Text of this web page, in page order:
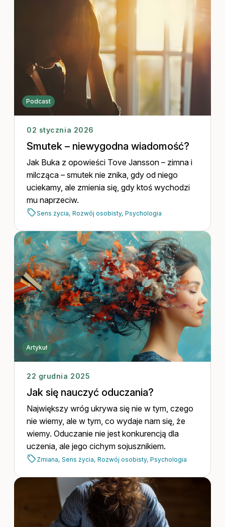
Podcast
02 stycznia 2026
Smutek – niewygodna wiadomość?
Jak Buka z opowieści Tove Jansson – zimna i
milcząca – smutek nie znika, gdy od niego
uciekamy, ale zmienia się, gdy ktoś wychodzi
mu naprzeciw.
Sens życia, Rozwój osobisty, Psychologia
Artykuł
22 grudnia 2025
Jak się nauczyć oduczania?
Największy wróg ukrywa się nie w tym, czego
nie wiemy, ale w tym, co wydaje nam się, że
wiemy. Oduczanie nie jest konkurencją dla
uczenia, ale jego cichym sojusznikiem.
Zmiana, Sens życia, Rozwój osobisty, Psychologia